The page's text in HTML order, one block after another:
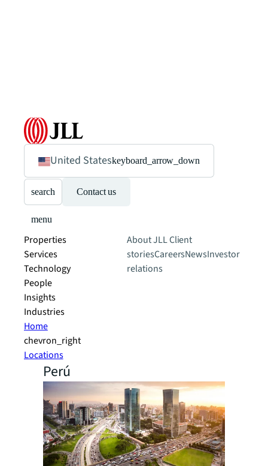
United Stateskeyboard_arrow_down
search Contact us
menu
Properties
Services
Technology
People
Insights
Industries
About JLLClient
storiesCareersNewsInvestor
relations
Home
chevron_right
Locations
Perú